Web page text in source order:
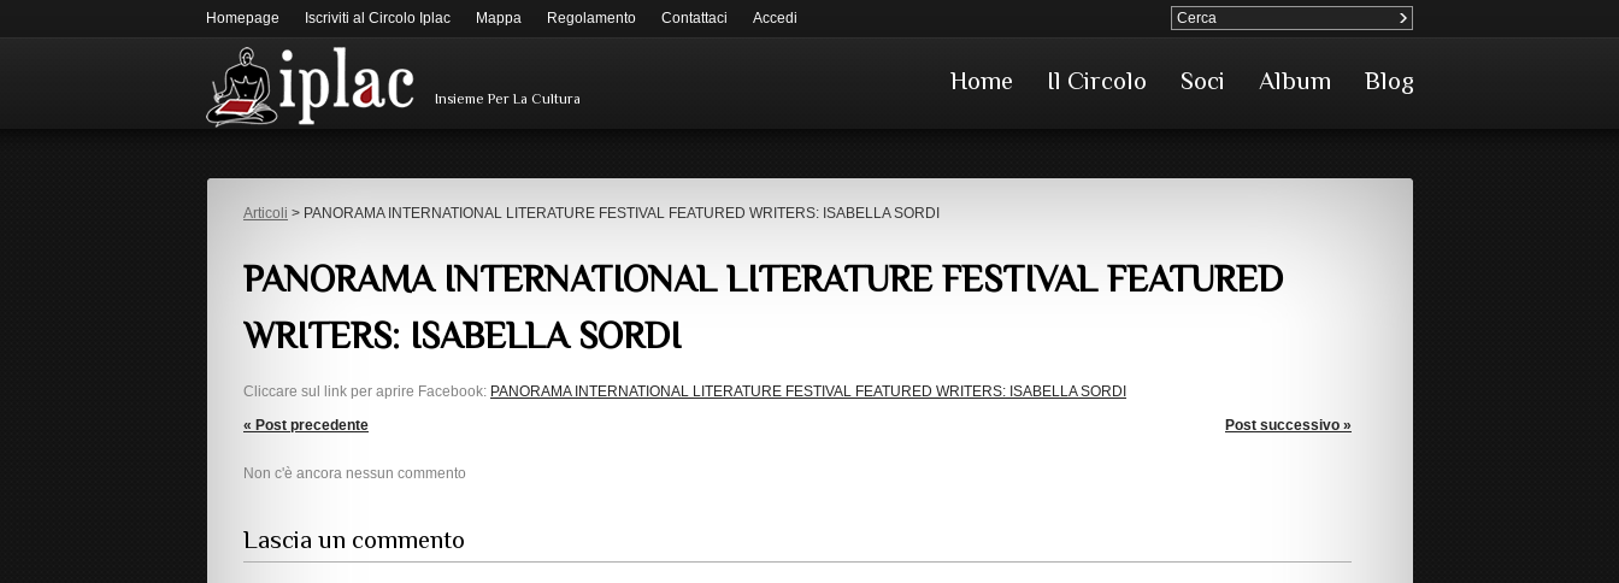
Homepage Iscriviti al Circolo Iplac Mappa Regolamento Contattaci Accedi
Insieme Per La Cultura
Home Il Circolo Soci Album Blog
Articoli > PANORAMA INTERNATIONAL LITERATURE FESTIVAL FEATURED WRITERS: ISABELLA SORDI
PANORAMA INTERNATIONAL LITERATURE FESTIVAL FEATURED
WRITERS: ISABELLA SORDI
Cliccare sul link per aprire Facebook: PANORAMA INTERNATIONAL LITERATURE FESTIVAL FEATURED WRITERS: ISABELLA SORDI
« Post precedente
Post successivo »
Non c'è ancora nessun commento
Lascia un commento